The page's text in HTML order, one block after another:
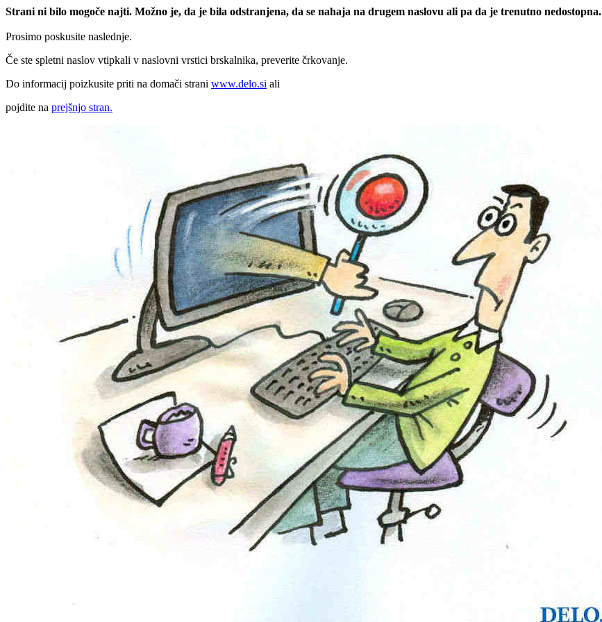
Strani ni bilo mogoče najti. Možno je, da je bila odstranjena, da se nahaja na drugem naslovu ali pa da je trenutno nedostopna.
Prosimo poskusite naslednje.
Če ste spletni naslov vtipkali v naslovni vrstici brskalnika, preverite črkovanje.
Do informacij poizkusite priti na domači strani www.delo.si ali
pojdite na prejšnjo stran.